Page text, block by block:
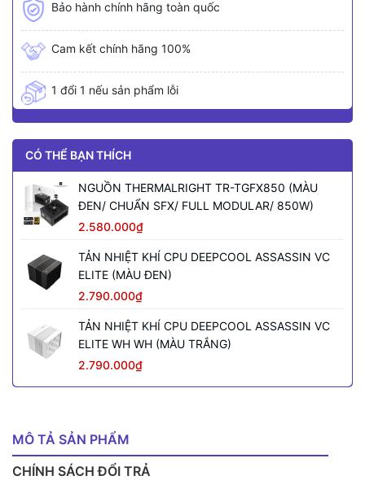
Bảo hành chính hãng toàn quốc
Cam kết chính hãng 100%
1 đổi 1 nếu sản phẩm lỗi
CÓ THỂ BẠN THÍCH
NGUỒN THERMALRIGHT TR-TGFX850 (MÀU
ĐEN/ CHUẨN SFX/ FULL MODULAR/ 850W)
2.580.000₫
TẢN NHIỆT KHÍ CPU DEEPCOOL ASSASSIN VC
ELITE (MÀU ĐEN)
2.790.000₫
TẢN NHIỆT KHÍ CPU DEEPCOOL ASSASSIN VC
ELITE WH WH (MÀU TRẮNG)
2.790.000₫
MÔ TẢ SẢN PHẨM
CHÍNH SÁCH ĐỔI TRẢ